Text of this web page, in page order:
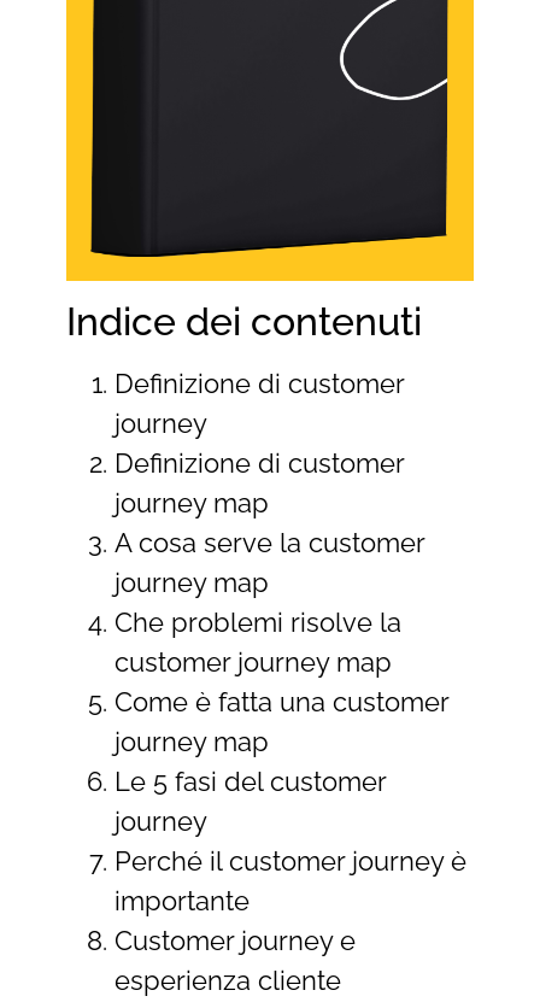
Indice dei contenuti
Definizione di customer
journey
Definizione di customer
journey map
A cosa serve la customer
journey map
Che problemi risolve la
customer journey map
Come è fatta una customer
journey map
Le 5 fasi del customer
journey
Perché il customer journey è
importante
Customer journey e
esperienza cliente